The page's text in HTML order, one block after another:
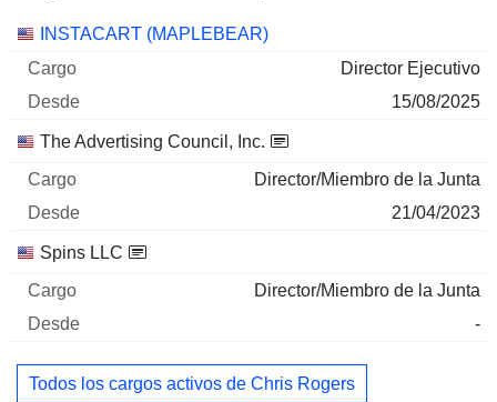
Empresas Cargo Inicio
INSTACART (MAPLEBEAR)
Director Ejecutivo
15/08/2025
The Advertising Council, Inc.
Director/Miembro de la Junta
21/04/2023
Spins LLC
Director/Miembro de la Junta
-
Todos los cargos activos de Chris Rogers